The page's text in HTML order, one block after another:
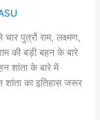
पुत्रों राम, लक्ष्मण,
की बड़ी बहन के बारे
शांता के बारे में
शांता का इतिहास जरूर